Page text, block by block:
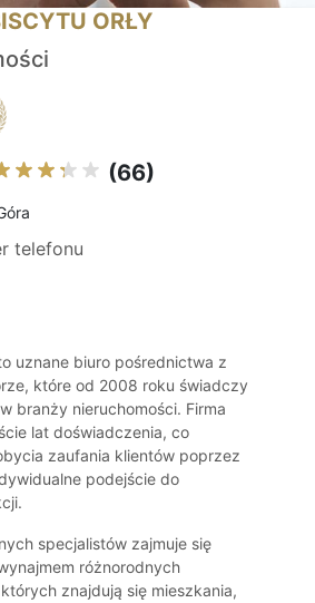
ORŁY
(66)
telefonu
uznane biuro pośrednictwa z
które od 2008 roku świadczy
branży nieruchomości. Firma
lat doświadczenia, co
zaufania klientów poprzez
podejście do
specjalistów zajmuje się
różnorodnych
znajdują się mieszkania,